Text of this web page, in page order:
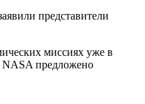
представители
миссиях уже в
NASA предложено